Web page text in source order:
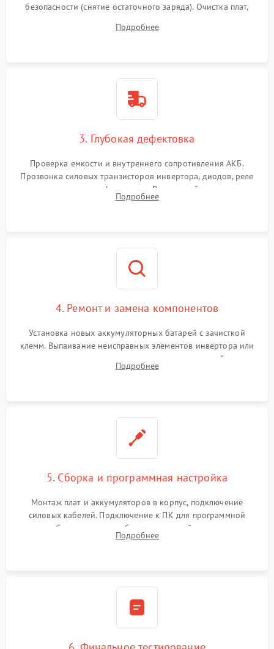
безопасности (снятие остаточного заряда). Очистка плат,
и кистей для предотвращения перегрева и замыканий.
Подробнее
3. Глубокая дефектовка
Проверка емкости и внутреннего сопротивления АКБ.
Прозвонка силовых транзисторов инвертора, диодов, реле
переключения и трансформатора. Визуальный поиск вздутых
конденсаторов и прогаров на печатной плате.
Подробнее
4. Ремонт и замена компонентов
Установка новых аккумуляторных батарей с зачисткой
клемм. Выпаивание неисправных элементов инвертора или
цепи зарядки и монтаж новых радиодеталей.
Восстановление поврежденных токоведущих дорожек и
Подробнее
5. Сборка и программная настройка
Монтаж плат и аккумуляторов в корпус, подключение
силовых кабелей. Подключение к ПК для программной
калибровки констант батареи, настройки порогов
срабатывания AVR и сброса счетчиков старения АКБ.
Подробнее